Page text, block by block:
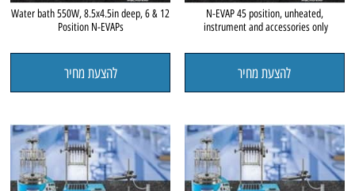
N-EVAP 45 position, unheated,
instrument and accessories only
להצעת מחיר
Water bath 550W, 8.5x4.5in deep, 6 & 12
Position N-EVAPs
להצעת מחיר